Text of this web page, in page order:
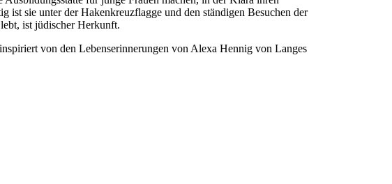
sie unter der Hakenkreuzflagge und den ständigen Besuchen der
ist jüdischer Herkunft.
von den Lebenserinnerungen von Alexa Hennig von Langes